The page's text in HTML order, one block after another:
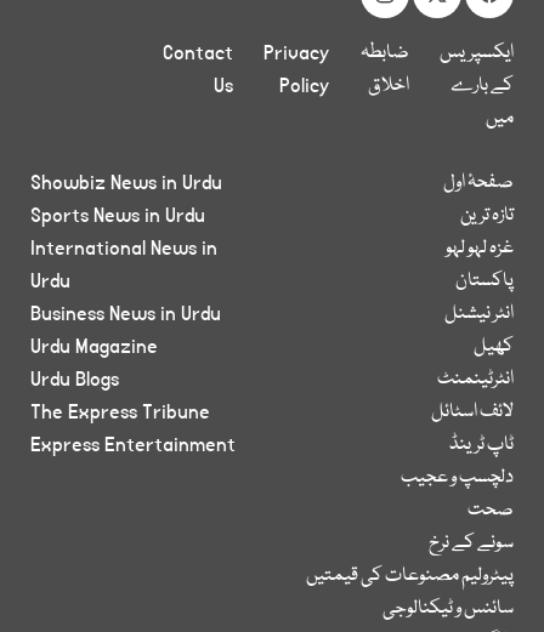
ایکسپریس
کے بارے
میں
ضابطہ
اخلاق
Privacy
Policy
Contact
Us
صفحۂ اول
تازہ ترین
غزہ لہو لہو
پاکستان
انٹر نیشنل
کھیل
انٹرٹینمنٹ
لائف اسٹائل
ٹاپ ٹرینڈ
دلچسپ و عجیب
صحت
سونے کے نرخ
پیٹرولیم مصنوعات کی قیمتیں
سائنس و ٹیکنالوجی
Showbiz News in Urdu
Sports News in Urdu
International News in
Urdu
Business News in Urdu
Urdu Magazine
Urdu Blogs
The Express Tribune
Express Entertainment